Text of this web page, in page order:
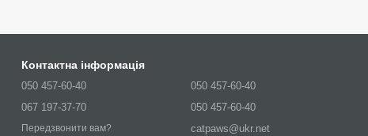
Контактна інформація
050 457-60-40
067 197-37-70
Передзвонити вам?
050 457-60-40
050 457-60-40
catpaws@ukr.net